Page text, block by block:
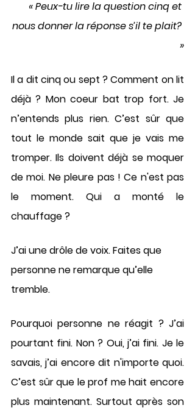
« Peux-tu lire la question cinq et
nous donner la réponse s’il te plait?
»
Il a dit cinq ou sept ? Comment on lit
déjà ? Mon coeur bat trop fort. Je
n’entends plus rien. C’est sûr que
tout le monde sait que je vais me
tromper. Ils doivent déjà se moquer
de moi. Ne pleure pas ! Ce n'est pas
le moment. Qui a monté le
chauffage ?
J’ai une drôle de voix. Faites que
personne ne remarque qu’elle
tremble.
Pourquoi personne ne réagit ? J’ai
pourtant fini. Non ? Oui, j’ai fini. Je le
savais, j’ai encore dit n'importe quoi.
C’est sûr que le prof me hait encore
plus maintenant. Surtout après son